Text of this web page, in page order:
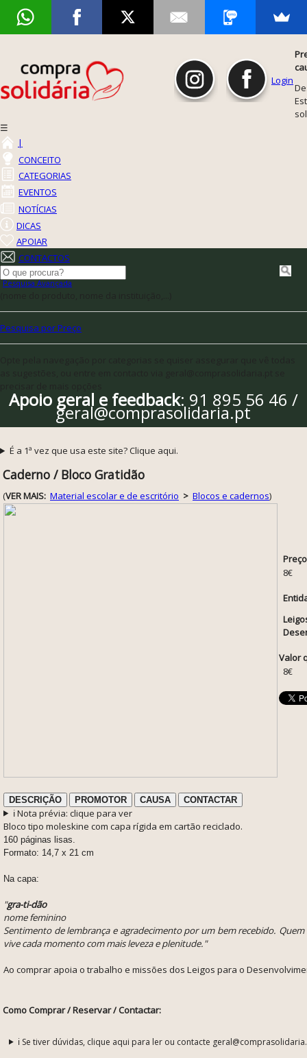
Login
☰
|
CONCEITO
CATEGORIAS
EVENTOS
NOTÍCIAS
DICAS
APOIAR
CONTACTOS
Pesquisa Avançada
Pesquisa por Preço
Apoio geral e feedback: 91 895 56 46 /
geral@comprasolidaria.pt
É a 1ª vez que usa este site? Clique aqui.
Caderno / Bloco Gratidão
(VER MAIS: Material escolar e de escritório > Blocos e cadernos)
8€
Valor
8€
DESCRIÇÃO PROMOTOR CAUSA CONTACTAR
ℹ️ Nota prévia: clique para ver
Bloco tipo moleskine com capa rígida em cartão reciclado.
160 páginas lisas.
Formato: 14,7 x 21 cm
Na capa:
"gra-ti-dão
nome feminino
Sentimento de lembrança e agradecimento por um bem recebido.
vive cada momento com mais leveza e plenitude."
Ao comprar apoia o trabalho e missões dos Leigos para o
Como Comprar / Reservar / Contactar:
ℹ️ Se tiver dúvidas, clique aqui para ler ou contacte